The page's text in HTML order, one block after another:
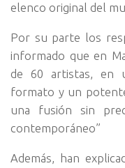
elenco original del
Por su parte los
informado que en
de 60 artistas, en
formato y un
una fusión sin
contemporáneo”
Además, han